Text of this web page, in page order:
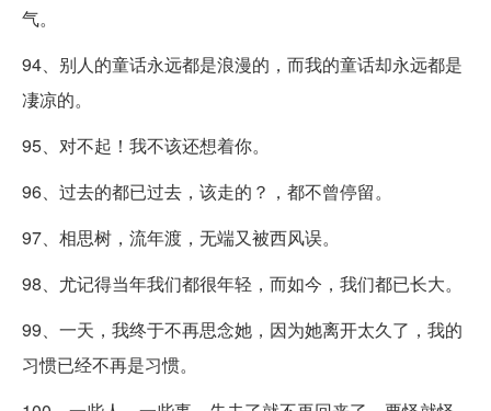
气。
94、别人的童话永远都是浪漫的，而我的童话却永远都是
凄凉的。
95、对不起！我不该还想着你。
96、过去的都已过去，该走的？，都不曾停留。
97、相思树，流年渡，无端又被西风误。
98、尤记得当年我们都很年轻，而如今，我们都已长大。
99、一天，我终于不再思念她，因为她离开太久了，我的
习惯已经不再是习惯。